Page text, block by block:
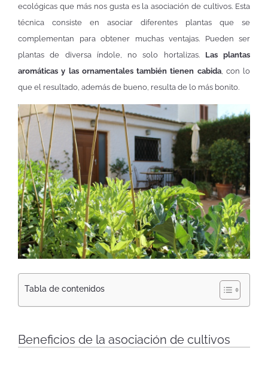
ecológicas que más nos gusta es la asociación de cultivos. Esta
técnica consiste en asociar diferentes plantas que se
complementan para obtener muchas ventajas. Pueden ser
plantas de diversa índole, no solo hortalizas. Las plantas
aromáticas y las ornamentales también tienen cabida, con lo
que el resultado, además de bueno, resulta de lo más bonito.
Tabla de contenidos
Beneficios de la asociación de cultivos